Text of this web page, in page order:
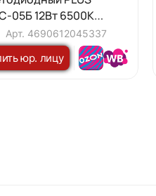
05Б 12Вт 6500К
USB, с адаптером,
БЕЛЫЙ IN
Арт. 4690612045337
юр. лицу